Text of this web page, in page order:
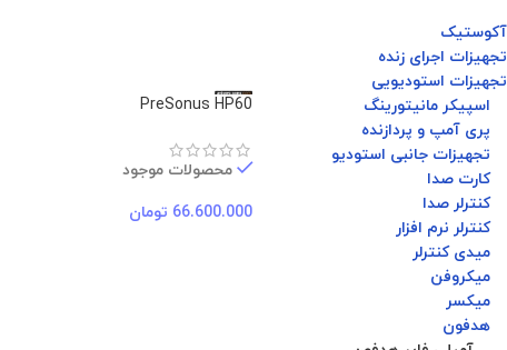
آکوستیک
تجهیزات اجرای زنده
تجهیزات استودیویی
اسپیکر مانیتورینگ
پری آمپ و پردازنده
تجهیزات جانبی استودیو
کارت صدا
کنترلر صدا
کنترلر نرم افزار
میدی کنترلر
میکروفن
میکسر
هدفون
PreSonus HP60
محصولات موجود
66.600.000 تومان